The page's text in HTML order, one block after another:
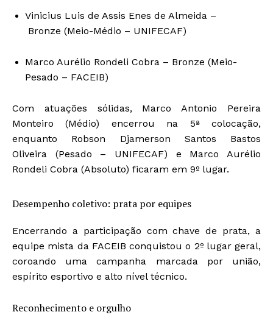
Vinicius Luis de Assis Enes de Almeida –
Bronze (Meio-Médio – UNIFECAF)
Marco Aurélio Rondeli Cobra – Bronze (Meio-
Pesado – FACEIB)
Com atuações sólidas, Marco Antonio Pereira
Monteiro (Médio) encerrou na 5ª colocação,
enquanto Robson Djamerson Santos Bastos
Oliveira (Pesado – UNIFECAF) e Marco Aurélio
Rondeli Cobra (Absoluto) ficaram em 9º lugar.
Desempenho coletivo: prata por equipes
Encerrando a participação com chave de prata, a
equipe mista da FACEIB conquistou o 2º lugar geral,
coroando uma campanha marcada por união,
espírito esportivo e alto nível técnico.
Reconhecimento e orgulho